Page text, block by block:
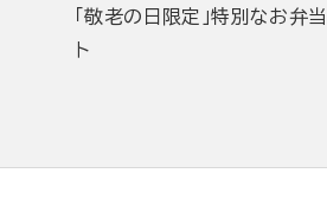
「敬老の日限定」特別なお弁
ト